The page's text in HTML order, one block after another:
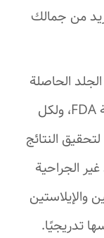
من جمالك
الحاصلة
على موافقة إدارة الغذاء والدواء الأمريكية FDA، ولكل
النتائج
الجراحية
والإيلاستين
تدريجيًا.